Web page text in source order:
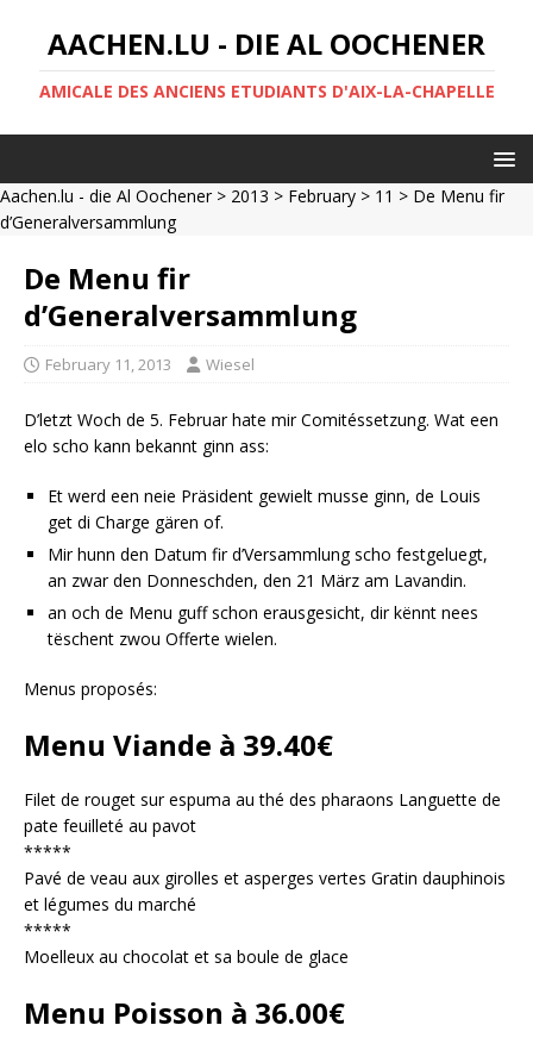
AACHEN.LU - DIE AL OOCHENER
AMICALE DES ANCIENS ETUDIANTS D'AIX-LA-CHAPELLE
Aachen.lu - die Al Oochener> 2013 > February > 11 > De Menu fir
d’Generalversammlung
De Menu fir
d’Generalversammlung
February 11, 2013 Wiesel
D’letzt Woch de 5. Februar hate mir Comitéssetzung. Wat een
elo scho kann bekannt ginn ass:
Et werd een neie Präsident gewielt musse ginn, de Louis
get di Charge gären of.
Mir hunn den Datum fir d’Versammlung scho festgeluegt,
an zwar den Donneschden, den 21 März am Lavandin.
an och de Menu guff schon erausgesicht, dir kënnt nees
tëschent zwou Offerte wielen.
Menus proposés:
Menu Viande à 39.40€
Filet de rouget sur espuma au thé des pharaons Languette de
pate feuilleté au pavot
*****
Pavé de veau aux girolles et asperges vertes Gratin dauphinois
et légumes du marché
*****
Moelleux au chocolat et sa boule de glace
Menu Poisson à 36.00€